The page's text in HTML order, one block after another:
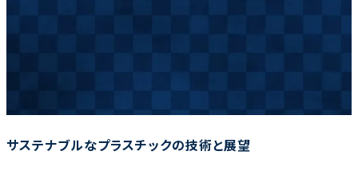
サステナブルなプラスチックの技術と展望